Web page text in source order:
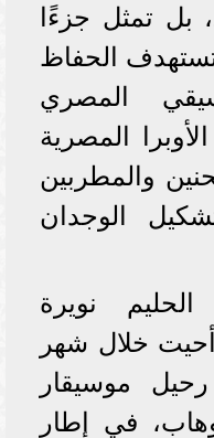
بل تمثل جزءًا
تستهدف الحفاظ
المصري
المصرية
والمطربين
الوجدان
نويرة
خلال شهر
موسيقار
في إطار